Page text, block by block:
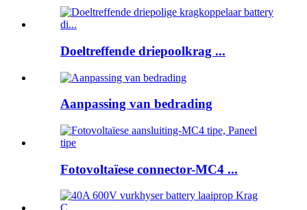
Doeltreffende driepoolkrag ...
Aanpassing van bedrading
Fotovoltaïese connector-MC4 ...